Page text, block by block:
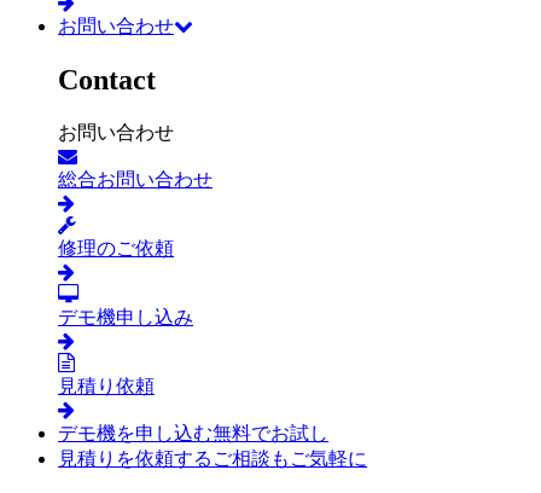
お問い合わせ
Contact
お問い合わせ
総合お問い合わせ
修理のご依頼
デモ機申し込み
見積り依頼
デモ機を申し込む無料でお試し
見積りを依頼する ご相談もご気軽に